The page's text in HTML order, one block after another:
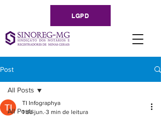
LGPD
Post
All Posts
All Posts
TI Infographya
1 de jun. 3 min de leitura